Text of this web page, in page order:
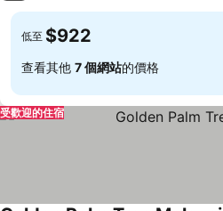
低至 $922
查看其他 7 個網站的價格
受歡迎的住宿